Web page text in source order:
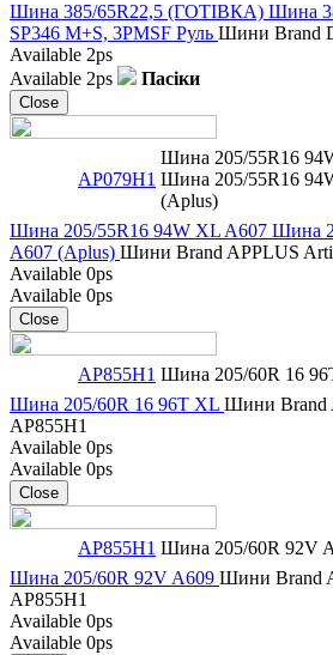
Шина 385/65R22,5 (ГОТІВКА) Шина
SP346 M+S, 3PMSF Руль Шини Brand
Available 2ps
Available 2ps Пасіки
Close
AP079H1
Шина 205/55R16
Шина 205/55R16
(Aplus)
Шина 205/55R16 94W XL A607 Шина
A607 (Aplus) Шини Brand APPLUS
Available 0ps
Available 0ps
Close
AP855H1 Шина 205/60R 16
Шина 205/60R 16 96T XL Шини Brand
AP855H1
Available 0ps
Available 0ps
Close
AP855H1 Шина 205/60R 92V
Шина 205/60R 92V A609 Шини Brand
AP855H1
Available 0ps
Available 0ps